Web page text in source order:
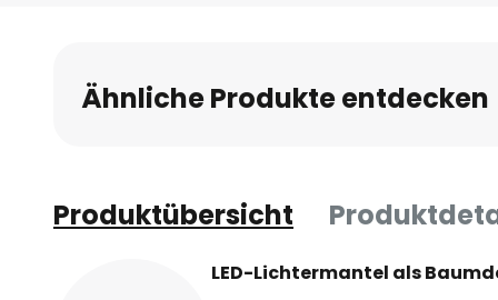
Bildgalerie
springen
Ähnliche Produkte entdecken
Produktübersicht
LED-Lichtermantel als